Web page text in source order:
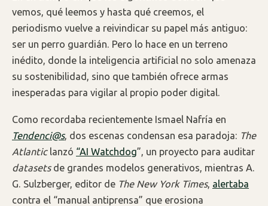
vemos, qué leemos y hasta qué creemos, el
periodismo vuelve a reivindicar su papel más antiguo:
ser un perro guardián. Pero lo hace en un terreno
inédito, donde la inteligencia artificial no solo amenaza
su sostenibilidad, sino que también ofrece armas
inesperadas para vigilar al propio poder digital.
Como recordaba recientemente Ismael Nafría en
Tendenci@s, dos escenas condensan esa paradoja: The
Atlanticlanzó “AI Watchdog”, un proyecto para auditar
datasetsde grandes modelos generativos, mientras A.
G. Sulzberger, editor de The New York Times, alertaba
contra el “manual antiprensa” que erosiona